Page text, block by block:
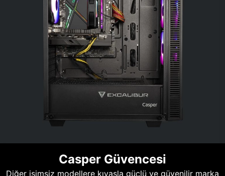
Casper Güvencesi
Diğer isimsiz modellere kıyasla güçlü ve güvenilir marka